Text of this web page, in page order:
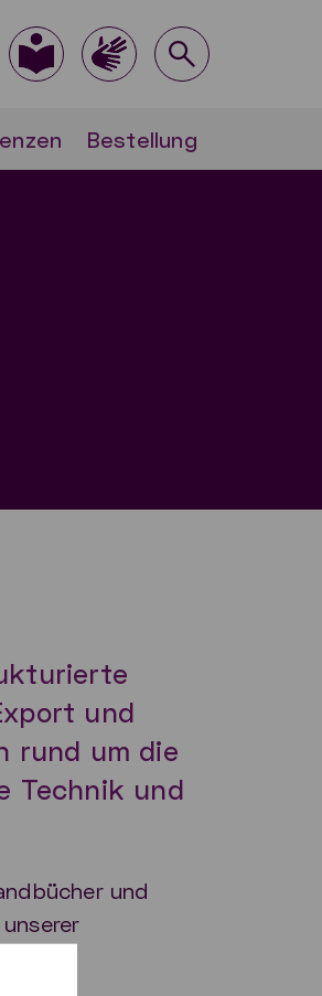
Bestellung
und
rund um die
Technik und
und